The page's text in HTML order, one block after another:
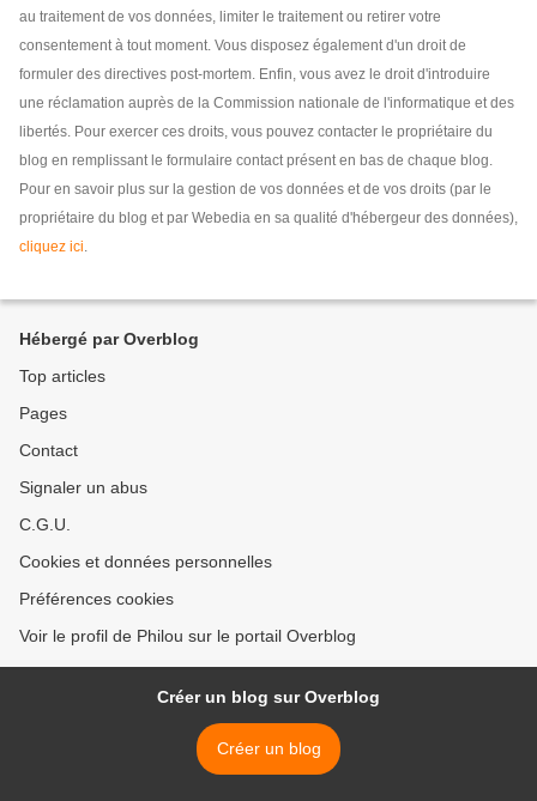
au traitement de vos données, limiter le traitement ou retirer votre
consentement à tout moment. Vous disposez également d'un droit de
formuler des directives post-mortem. Enfin, vous avez le droit d'introduire
une réclamation auprès de la Commission nationale de l'informatique et des
libertés. Pour exercer ces droits, vous pouvez contacter le propriétaire du
blog en remplissant le formulaire contact présent en bas de chaque blog.
Pour en savoir plus sur la gestion de vos données et de vos droits (par le
propriétaire du blog et par Webedia en sa qualité d'hébergeur des données),
cliquez ici.
Hébergé par Overblog
Top articles
Pages
Contact
Signaler un abus
C.G.U.
Cookies et données personnelles
Préférences cookies
Voir le profil de Philou sur le portail Overblog
Créer un blog sur Overblog
Créer un blog